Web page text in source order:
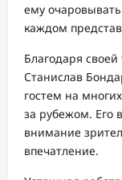
ему
каждом
Благодаря
Станислав
гостем на
за рубежом. Его
внимание
впечатление.